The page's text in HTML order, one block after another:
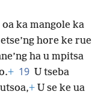
oa ka mangole ka
hore ke rue
ha u mpitsa
+ 19 U tseba
+ U se ke ua